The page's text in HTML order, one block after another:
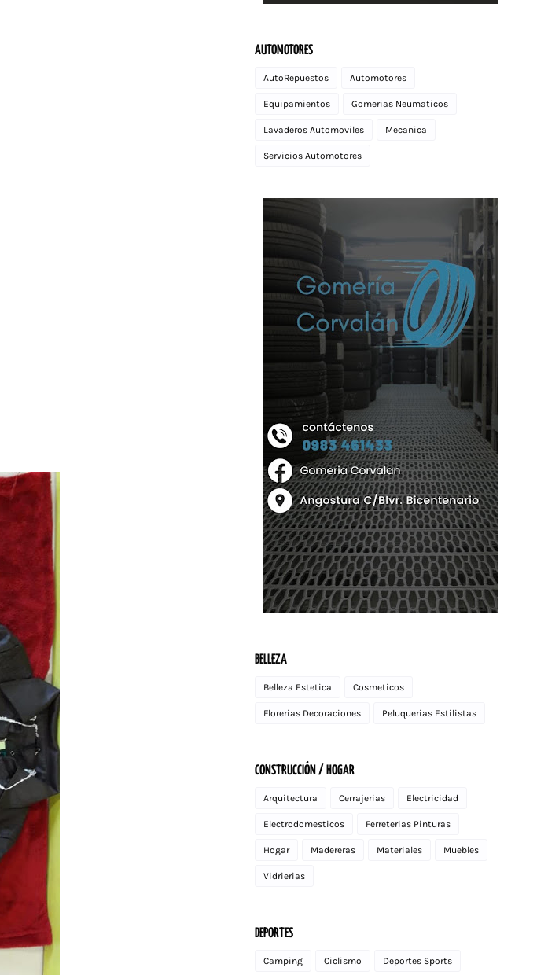
AUTOMOTORES
AutoRepuestos Automotores
Equipamientos Gomerias Neumaticos
Lavaderos Automoviles Mecanica
Servicios Automotores
BELLEZA
Belleza Estetica Cosmeticos
Florerias Decoraciones Peluquerias Estilistas
CONSTRUCCIÓN / HOGAR
Arquitectura Cerrajerias Electricidad
Electrodomesticos Ferreterias Pinturas
Hogar Madereras Materiales Muebles
Vidrierias
DEPORTES
Camping Ciclismo Deportes Sports